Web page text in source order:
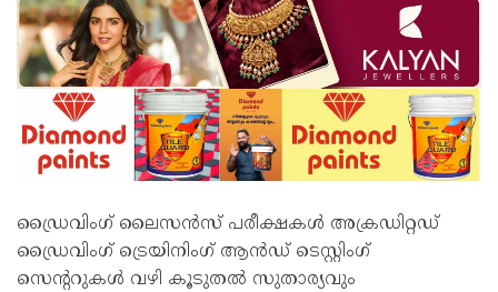
ഡ്രൈവിംഗ് ലൈസൻസ് പരീക്ഷകൾ അക്രഡിറ്റഡ്
ഡ്രൈവിംഗ് ട്രെയിനിംഗ് ആൻഡ് ടെസ്റ്റിംഗ്
സെന്ററുകൾ വഴി കൂടുതൽ സുതാര്യവും